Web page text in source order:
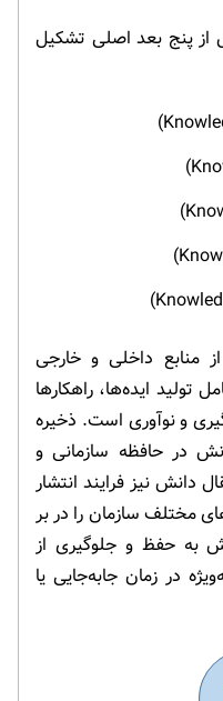
پنج بعد اصلی تشکیل
منابع داخلی و خارجی
تولید ایده‌ها، راهکارها
و نوآوری است. ذخیره
در حافظه سازمانی و
دانش نیز فرایند انتشار
مختلف سازمان را در بر
به حفظ و جلوگیری از
در زمان جابه‌جایی یا